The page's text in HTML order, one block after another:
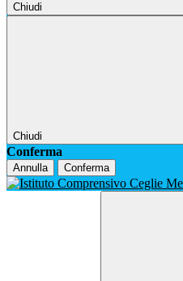
Chiudi
Chiudi
Conferma
Annulla Conferma